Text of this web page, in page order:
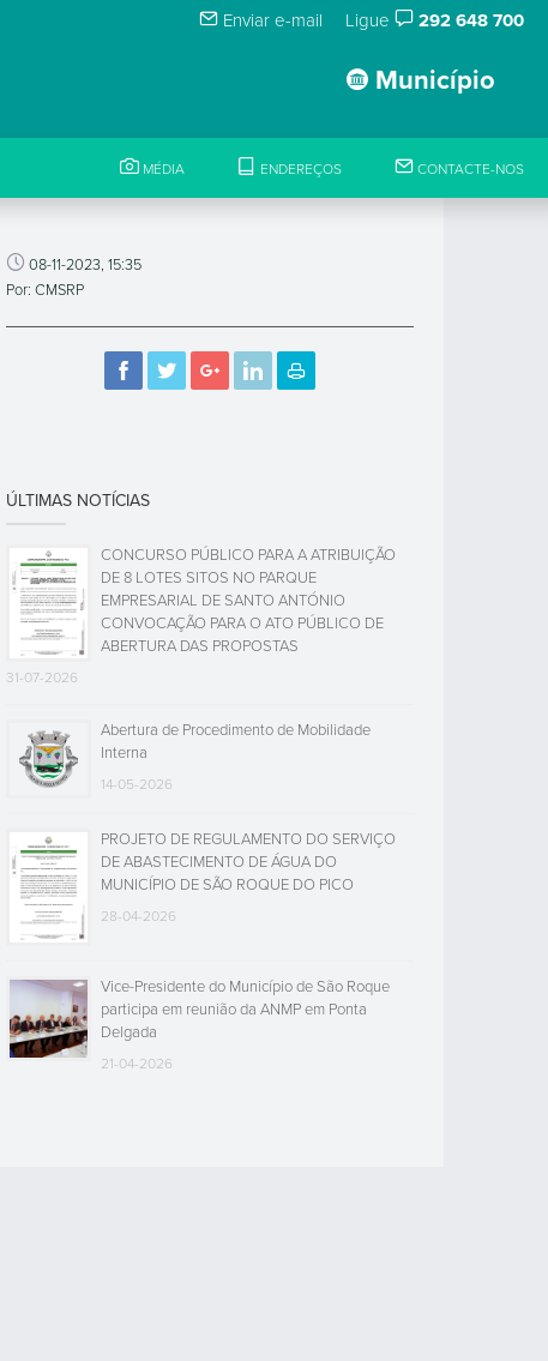
Enviar e-mail Ligue 292 648 700
Município
MÉDIA ENDEREÇOS CONTACTE-NOS
08-11-2023, 15:35
Por: CMSRP
ÚLTIMAS NOTÍCIAS
CONCURSO PÚBLICO PARA A ATRIBUIÇÃO
DE 8 LOTES SITOS NO PARQUE
EMPRESARIAL DE SANTO ANTÓNIO
CONVOCAÇÃO PARA O ATO PÚBLICO DE
ABERTURA DAS PROPOSTAS
31-07-2026
Abertura de Procedimento de Mobilidade
Interna
14-05-2026
PROJETO DE REGULAMENTO DO SERVIÇO
DE ABASTECIMENTO DE ÁGUA DO
MUNICÍPIO DE SÃO ROQUE DO PICO
28-04-2026
Vice-Presidente do Município de São Roque
participa em reunião da ANMP em Ponta
Delgada
21-04-2026